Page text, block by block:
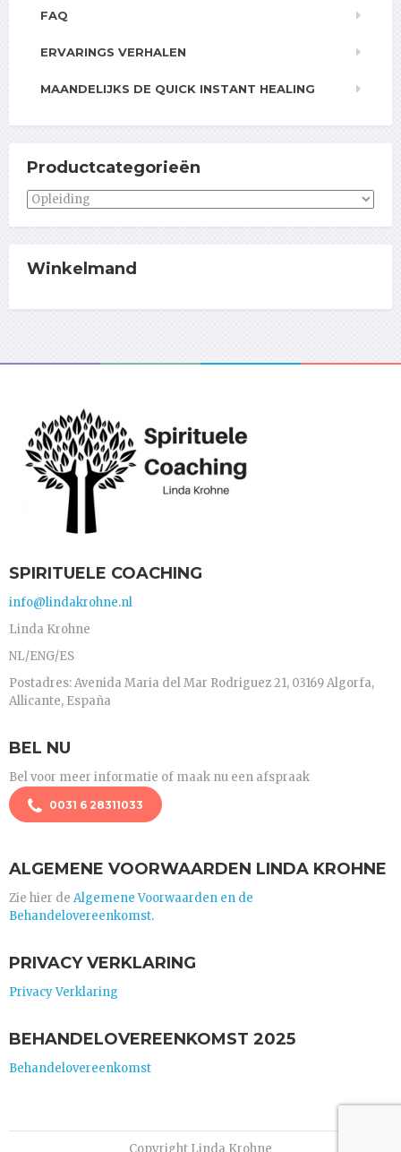
FAQ
ERVARINGS VERHALEN
MAANDELIJKS DE QUICK INSTANT HEALING
Productcategorieën
Winkelmand
SPIRITUELE COACHING
info@lindakrohne.nl
Linda Krohne
NL/ENG/ES
Postadres: Avenida Maria del Mar Rodriguez 21, 03169 Algorfa,
Allicante, España
BEL NU
Bel voor meer informatie of maak nu een afspraak
0031 6 28311033
ALGEMENE VOORWAARDEN LINDA KROHNE
Zie hier de Algemene Voorwaarden en de
Behandelovereenkomst.
PRIVACY VERKLARING
Privacy Verklaring
BEHANDELOVEREENKOMST 2025
Behandelovereenkomst
Copyright Linda Krohne